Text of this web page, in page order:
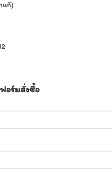
แท้)
อร์มสั่งซื้อ